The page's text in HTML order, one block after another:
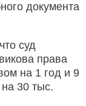
документа
суд
права
на 1 год и 9
30 тыс.